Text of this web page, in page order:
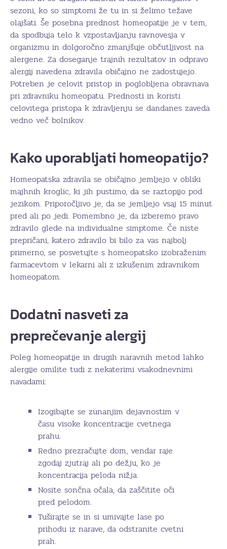
sezoni, ko so simptomi že tu in si želimo težave
olajšati. Še posebna prednost homeopatije je v tem,
da spodbuja telo k vzpostavljanju ravnovesja v
organizmu in dolgoročno zmanjšuje občutljivost na
alergene. Za doseganje trajnih rezultatov in odpravo
alergij navedena zdravila običajno ne zadostujejo.
Potreben je celovit pristop in poglobljena obravnava
pri zdravniku homeopatu. Prednosti in koristi
celovitega pristopa k zdravljenju se dandanes zaveda
vedno več bolnikov.
Kako uporabljati homeopatijo?
Homeopatska zdravila se običajno jemljejo v obliki
majhnih kroglic, ki jih pustimo, da se raztopijo pod
jezikom. Priporočljivo je, da se jemljejo vsaj 15 minut
pred ali po jedi. Pomembno je, da izberemo pravo
zdravilo glede na individualne simptome. Če niste
prepričani, katero zdravilo bi bilo za vas najbolj
primerno, se posvetujte s homeopatsko izobraženim
farmacevtom v lekarni ali z izkušenim zdravnikom
homeopatom.
Dodatni nasveti za
preprečevanje alergij
Poleg homeopatije in drugih naravnih metod lahko
alergije omilite tudi z nekaterimi vsakodnevnimi
navadami:
Izogibajte se zunanjim dejavnostim v
času visoke koncentracije cvetnega
prahu.
Redno prezračujte dom, vendar raje
zgodaj zjutraj ali po dežju, ko je
koncentracija peloda nižja.
Nosite sončna očala, da zaščitite oči
pred pelodom.
Tuširajte se in si umivajte lase po
prihodu iz narave, da odstranite cvetni
prah.